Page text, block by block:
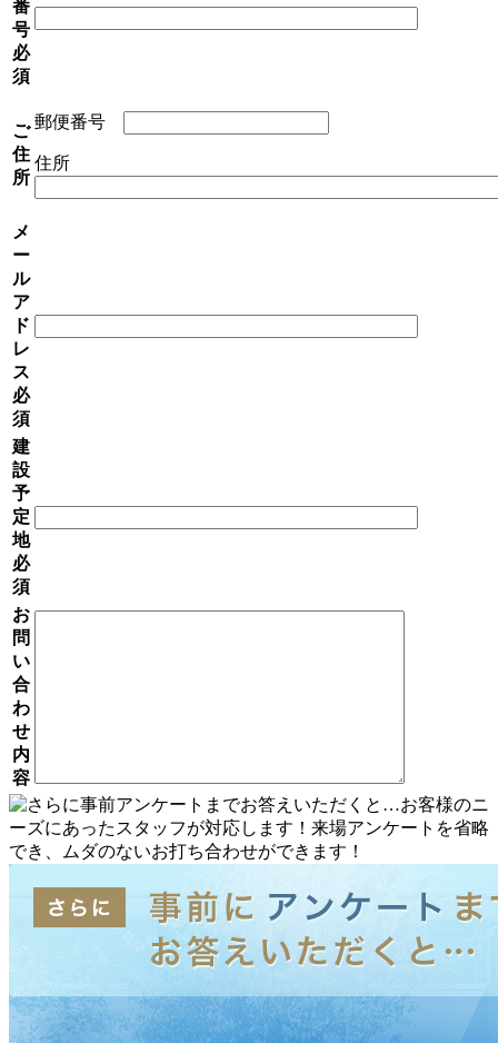
番
号
必
須
ご
住
所
郵便番号
住所
メ
ー
ル
ア
ド
レ
ス
必
須
建
設
予
定
地
必
須
お
問
い
合
わ
せ
内
容